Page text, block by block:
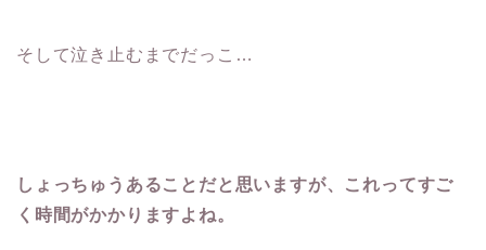
そして泣き止むまでだっこ…
しょっちゅうあることだと思いますが、これってすご
く時間がかかりますよね。